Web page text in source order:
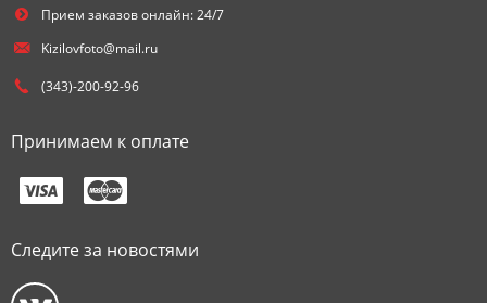
Прием заказов онлайн: 24/7
Kizilovfoto@mail.ru
(343)-200-92-96
Принимаем к оплате
Следите за новостями